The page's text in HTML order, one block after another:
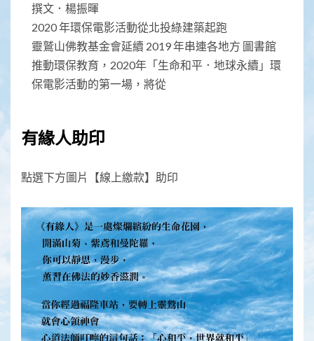
撰文．楊振暉
2020 年環保電影活動從北投綠建築起跑
靈鷲山佛教基金會延續 2019 年串連各地方 圖書館
推動環保教育，2020年「生命和平．地球永續」環
保電影活動的第一場，將從
有緣人助印
點選下方圖片【線上繳款】助印